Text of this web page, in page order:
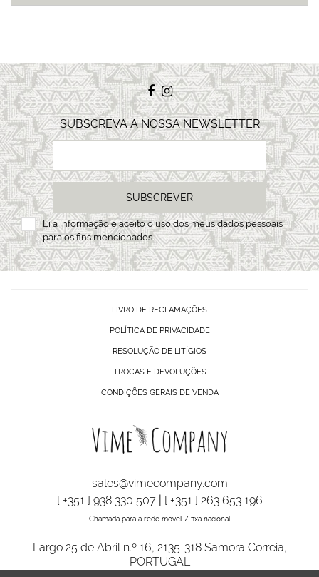
SUBSCREVA A NOSSA NEWSLETTER
SUBSCREVER
Li ainformaçãoe aceito o uso dos meus dados pessoais
para os fins mencionados
LIVRO DE RECLAMAÇÕES
POLÍTICA DE PRIVACIDADE
RESOLUÇÃO DE LITÍGIOS
TROCAS E DEVOLUÇÕES
CONDIÇÕES GERAIS DE VENDA
sales@vimecompany.com
[ +351 ] 938 330 507| [ +351 ] 263 653 196
Chamada para a rede móvel / fixa nacional
Largo 25 de Abril n.º 16, 2135-318 Samora Correia,
PORTUGAL